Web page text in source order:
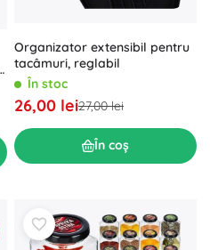
Organizator extensibil pentru
tacâmuri, reglabil
În stoc
26,00 lei27,00 lei
În coș